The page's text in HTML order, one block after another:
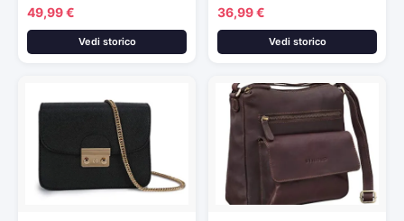
49,99 €
Vedi storico
36,99 €
Vedi storico